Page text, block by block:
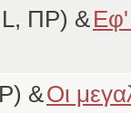
ΠΡ) &Εφ'
&Οι